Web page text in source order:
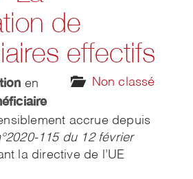
de
effectifs
Non classé
en
accrue depuis
115 du 12 février
la directive de l’UE